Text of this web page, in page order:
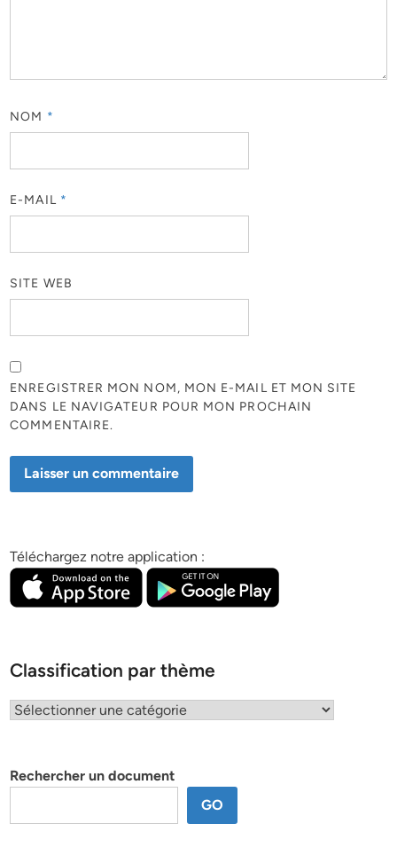
NOM *
E-MAIL *
SITE WEB
ENREGISTRER MON NOM, MON E-MAIL ET MON SITE
DANS LE NAVIGATEUR POUR MON PROCHAIN
COMMENTAIRE.
Téléchargez notre application :
Classification par thème
Classification
Rechercher un document
GO